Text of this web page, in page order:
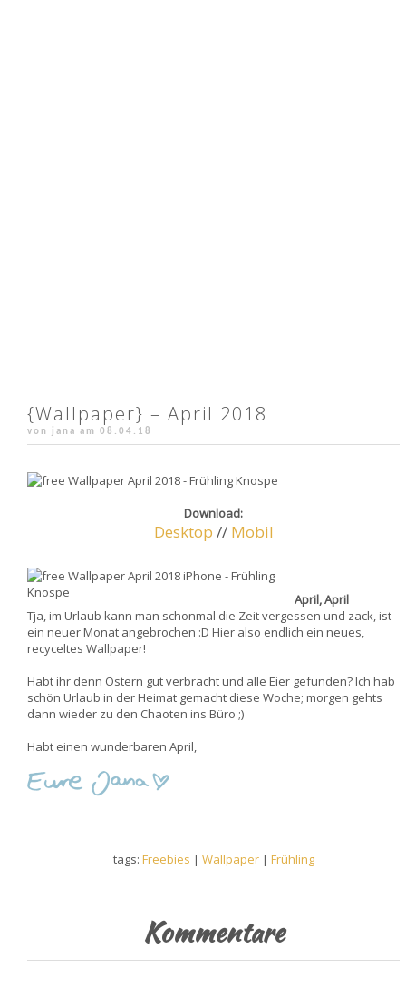
{Wallpaper} – April 2018
von jana am 08.04.18
Download:
Desktop // Mobil
April, April
Tja, im Urlaub kann man schonmal die Zeit vergessen und zack, ist
ein neuer Monat angebrochen :D Hier also endlich ein neues,
recyceltes Wallpaper!
Habt ihr denn Ostern gut verbracht und alle Eier gefunden? Ich hab
schön Urlaub in der Heimat gemacht diese Woche; morgen gehts
dann wieder zu den Chaoten ins Büro ;)
Habt einen wunderbaren April,
tags: Freebies | Wallpaper| Frühling
Kommentare